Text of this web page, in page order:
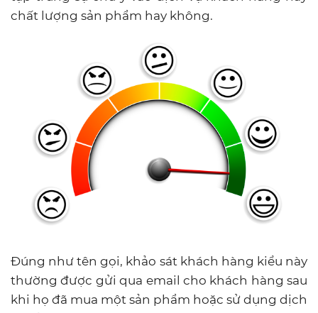
chất lượng sản phẩm hay không.
Đúng như tên gọi, khảo sát khách hàng kiểu này
thường được gửi qua email cho khách hàng sau
khi họ đã mua một sản phẩm hoặc sử dụng dịch